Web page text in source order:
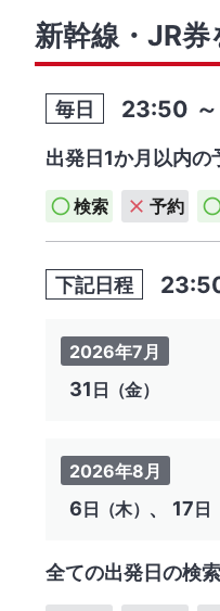
新幹線・JR
毎日 23:50 ～
出発日1か月以内の
検索 予約
下記日程
2026年7月
31 日（金）
2026年8月
6日（木） 、 17日
全ての出発日の検